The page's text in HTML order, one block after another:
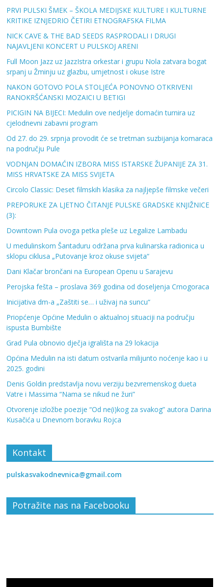
PRVI PULSKI ŠMEK – ŠKOLA MEDIJSKE KULTURE I KULTURNE
KRITIKE IZNJEDRIO ČETIRI ETNOGRAFSKA FILMA
NICK CAVE & THE BAD SEEDS RASPRODALI I DRUGI
NAJAVLJENI KONCERT U PULSKOJ ARENI
Full Moon Jazz uz JazzIstra orkestar i grupu Nola zatvara bogat
srpanj u Žminju uz glazbu, umjetnost i okuse Istre
NAKON GOTOVO POLA STOLJEĆA PONOVNO OTKRIVENI
RANOKRŠĆANSKI MOZAICI U BETIGI
PICIGIN NA BIJECI: Medulin ove nedjelje domaćin turnira uz
cjelodnevni zabavni program
Od 27. do 29. srpnja provodit će se tretman suzbijanja komaraca
na području Pule
VODNJAN DOMAĆIN IZBORA MISS ISTARSKE ŽUPANIJE ZA 31.
MISS HRVATSKE ZA MISS SVIJETA
Circolo Classic: Deset filmskih klasika za najljepše filmske večeri
PREPORUKE ZA LJETNO ČITANJE PULSKE GRADSKE KNJIŽNICE
(3):
Downtown Pula ovoga petka pleše uz Legalize Lambadu
U medulinskom Šantaduru održana prva kulinarska radionica u
sklopu ciklusa „Putovanje kroz okuse svijeta“
Dani Klačar brončani na European Openu u Sarajevu
Perojska fešta – proslava 369 godina od doseljenja Crnogoraca
Inicijativa dm-a „Zaštiti se… i uživaj na suncu“
Priopćenje Općine Medulin o aktualnoj situaciji na području
ispusta Bumbište
Grad Pula obnovio dječja igrališta na 29 lokacija
Općina Medulin na isti datum ostvarila milijunto noćenje kao i u
2025. godini
Denis Goldin predstavlja novu verziju bezvremenskog dueta
Vatre i Massima “Nama se nikud ne žuri”
Otvorenje izložbe poezije “Od ne(i)kog za svakog” autora Darina
Kusačića u Dnevnom boravku Rojca
Kontakt
pulskasvakodnevnica@gmail.com
Potražite nas na Facebooku